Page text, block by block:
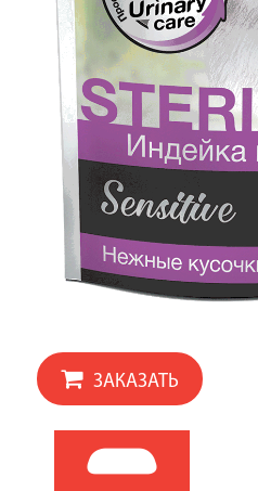
ЗАКАЗАТЬ